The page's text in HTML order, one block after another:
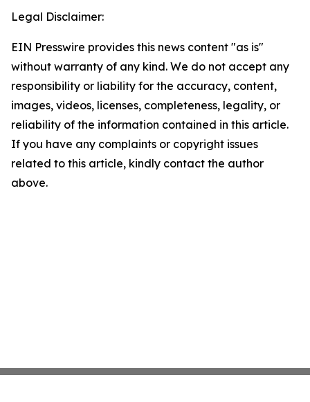
Legal Disclaimer:
EIN Presswire provides this news content "as is"
without warranty of any kind. We do not accept any
responsibility or liability for the accuracy, content,
images, videos, licenses, completeness, legality, or
reliability of the information contained in this article.
If you have any complaints or copyright issues
related to this article, kindly contact the author
above.